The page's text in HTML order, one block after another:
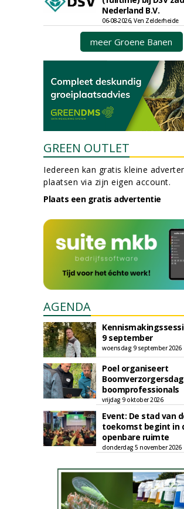
Nederland B.V.
06-08-2026, Ven Zelderheide
meer Groene Banen
GREEN OUTLET
Iedereen kan gratis kleine
plaatsen via zijn eigen account.
Plaats een gratis advertentie
AGENDA
9 september
woensdag 9 september 2026
Poel organiseert
boomprofessionals
vrijdag 9 oktober 2026
Event: De stad van
toekomst begint in
openbare ruimte
donderdag 5 november 2026